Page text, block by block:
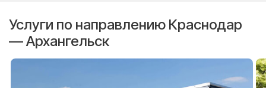
Услуги по направлению Краснодар
— Архангельск